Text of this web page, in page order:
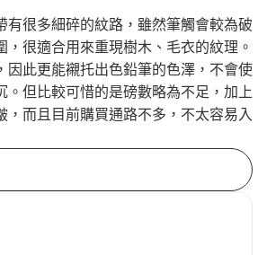
有很多細碎的紋路，雖然筆觸會較為破
，很適合用來重現樹木、毛衣的紋理。
因此更能襯托出色鉛筆的色澤，不會使
。但比較可惜的是磅數略為不足，加上
，而且目前購買通路不多，不太容易入